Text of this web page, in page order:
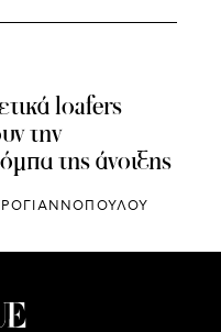
loafers
την
της άνοιξης